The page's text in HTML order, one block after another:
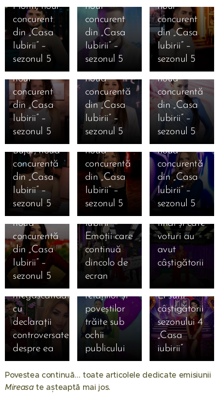
Florin, noul
concurent
din „Casa
Iubirii” –
sezonul 5
noul
concurent
din „Casa
Iubirii” –
sezonul 5
noul
concurent
din „Casa
Iubirii” –
sezonul 5
12.01.2026
Cine este
Mihai
Mărginean,
noul
concurent
din „Casa
Iubirii” –
sezonul 5
12.01.2026
Cine este
Alexandra
Geamănu,
noua
concurentă
din „Casa
Iubirii” –
sezonul 5
12.01.2026
Cine este
Ana
Cristiana
Bălăuca,
noua
concurentă
din „Casa
Iubirii” –
sezonul 5
12.01.2026
Cine este
Jaqueline
Beatrice
Bujor, noua
concurentă
din „Casa
Iubirii” –
sezonul 5
12.01.2026
Cine este
Carolina
Caramanută,
noua
concurentă
din „Casa
Iubirii” –
sezonul 5
12.01.2026
Cine este
Daniela
Ioana
Camelia
Nistor,
noua
concurentă
din „Casa
Iubirii” –
sezonul 5
12.01.2026
Cine este
Magdalena
Cojocaru,
noua
concurentă
din „Casa
Iubirii” –
sezonul 5
11.01.2026
Mesajele
câștigătorilor
și
finaliștilor
după
Marea
Finală
„Casa
Iubirii” –
Emoții care
continuă
dincolo de
ecran
11.01.2026
Marea
Finală
Casa Iubirii
– Andreea
Mantea
dezvăluie
în premieră
absolută
pentru un
reality-
show
voturile
decisive.
Care este
clasamentul
final și câte
voturi au
avut
câștigătorii
10.01.2026
Bombă în
Casa
Iubirii!
Sorin spune
că Amarah
nu intră în
sezonul 5 și
provoacă
un
megascandal
cu
declarații
controversate
despre ea
06.01.2026
„Casa
iubirii”
sezonul 5
începe pe
12 ianuarie
2026 — un
nou capitol
al emoțiilor,
relațiilor și
poveștilor
trăite sub
ochii
publicului
05.01.2026
Ei sunt
câștigătorii
sezonului 4
„Casa
iubirii”
Povestea continuă… toate articolele dedicate emisiunii
Mireasate așteaptă mai jos. 💖
01.08.2026
Când
începe
Mireasa